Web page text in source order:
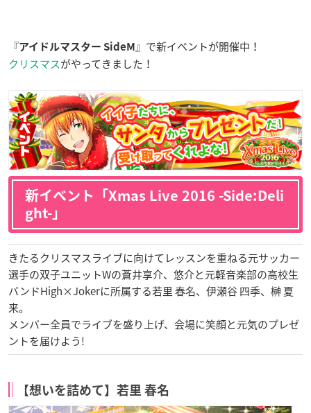
『アイドルマスター SideM』で新イベントが開催中！
クリスマスがやってきました！
新イベント「Xmas Live 2016 -Side:Deli
ght-」
きたるクリスマスライブに向けてレッスンを重ねる元サッカー
選手の双子ユニットWの蒼井享介、悠介と元軽音楽部の高校生
バンドHigh×Jokerに所属する若里 春名、伊瀬谷 四季、榊 夏
来。
メンバー全員でライブを盛り上げ、会場に笑顔と元気のプレゼ
ントを届けよう!
【想いを詰めて】若里 春名